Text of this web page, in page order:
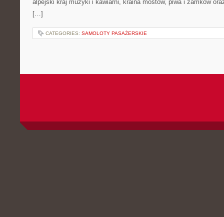
alpejski kraj muzyki i kawiarni, kraina mostów, piwa i zamków
[…]
CATEGORIES: SAMOLOTY PASAŻERSKIE